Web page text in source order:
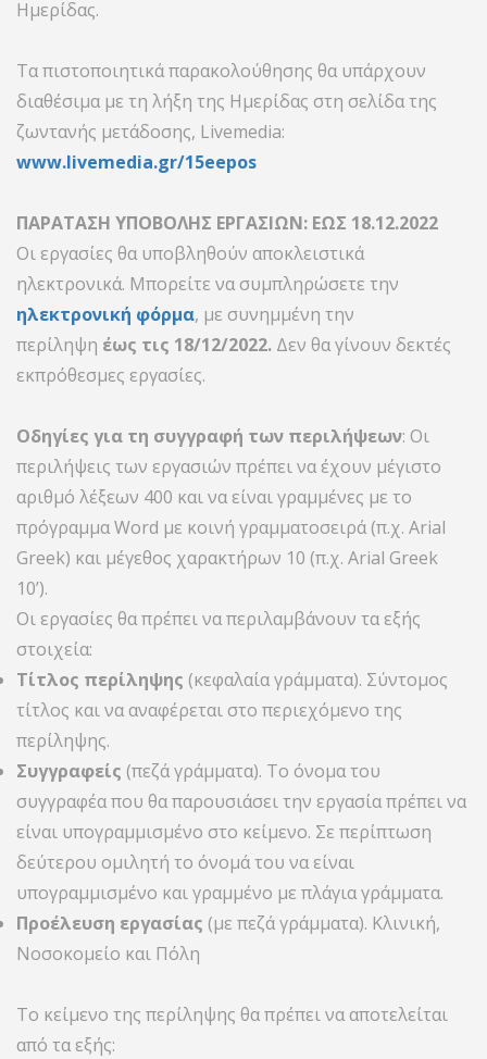
Ημερίδας.
Τα πιστοποιητικά παρακολούθησης θα υπάρχουν
διαθέσιμα με τη λήξη της Ημερίδας στη σελίδα της
ζωντανής μετάδοσης, Livemedia:
www.livemedia.gr/15eepos
ΠΑΡΑΤΑΣΗ ΥΠΟΒΟΛΗΣ ΕΡΓΑΣΙΩΝ: ΕΩΣ 18.12.2022
Οι εργασίες θα υποβληθούν αποκλειστικά
ηλεκτρονικά. Μπορείτε να συμπληρώσετε την
ηλεκτρονική φόρμα, με συνημμένη την
περίληψη έως τις 18/12/2022. Δεν θα γίνουν δεκτές
εκπρόθεσμες εργασίες.
Οδηγίες για τη συγγραφή των περιλήψεων: Οι
περιλήψεις των εργασιών πρέπει να έχουν μέγιστο
αριθμό λέξεων 400 και να είναι γραμμένες με το
πρόγραμμα Word με κοινή γραμματοσειρά (π.χ. Arial
Greek) και μέγεθος χαρακτήρων 10 (π.χ. Arial Greek
10’).
Οι εργασίες θα πρέπει να περιλαμβάνουν τα εξής
στοιχεία:
Τίτλος περίληψης (κεφαλαία γράμματα). Σύντομος
τίτλος και να αναφέρεται στο περιεχόμενο της
περίληψης.
Συγγραφείς (πεζά γράμματα). Το όνομα του
συγγραφέα που θα παρουσιάσει την εργασία πρέπει να
είναι υπογραμμισμένο στο κείμενο. Σε περίπτωση
δεύτερου ομιλητή το όνομά του να είναι
υπογραμμισμένο και γραμμένο με πλάγια γράμματα.
Προέλευση εργασίας (με πεζά γράμματα). Κλινική,
Νοσοκομείο και Πόλη
Το κείμενο της περίληψης θα πρέπει να αποτελείται
από τα εξής: